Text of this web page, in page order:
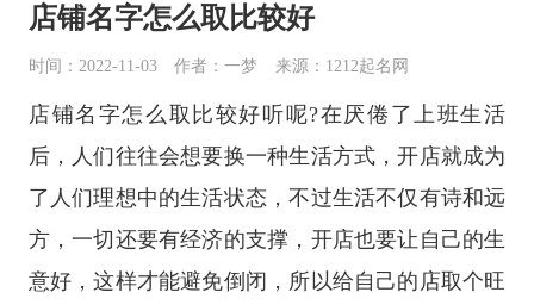
店铺名字怎么取比较好
时间：2022-11-03 作者：一梦 来源：1212起名网
店铺名字怎么取比较好听呢?在厌倦了上班生活
后，人们往往会想要换一种生活方式，开店就成为
了人们理想中的生活状态，不过生活不仅有诗和远
方，一切还要有经济的支撑，开店也要让自己的生
意好，这样才能避免倒闭，所以给自己的店取个旺